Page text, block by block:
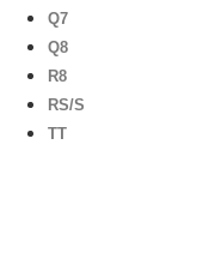
Q7
Q8
R8
RS/S
TT